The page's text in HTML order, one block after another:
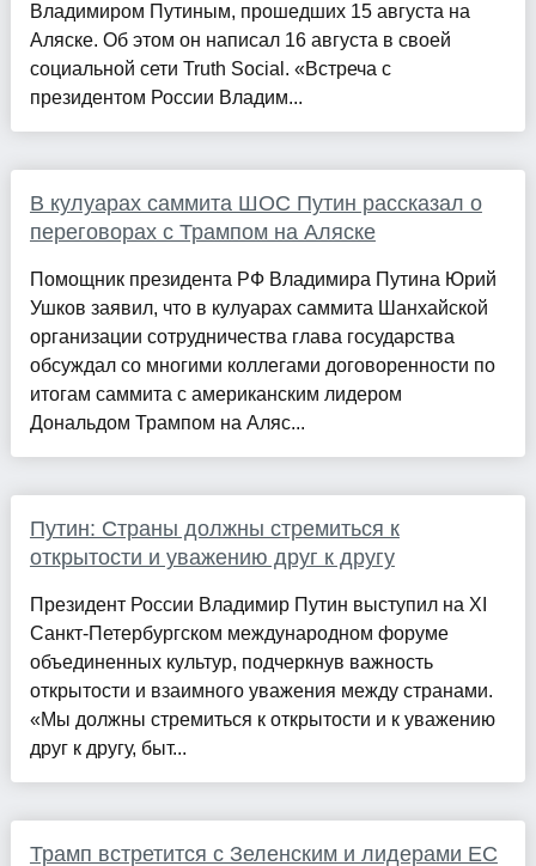
Владимиром Путиным, прошедших 15 августа на
Аляске. Об этом он написал 16 августа в своей
социальной сети Truth Social. «Встреча с
президентом России Владим...
В кулуарах саммита ШОС Путин рассказал о
переговорах с Трампом на Аляске
Помощник президента РФ Владимира Путина Юрий
Ушков заявил, что в кулуарах саммита Шанхайской
организации сотрудничества глава государства
обсуждал со многими коллегами договоренности по
итогам саммита с американским лидером
Дональдом Трампом на Аляс...
Путин: Страны должны стремиться к
открытости и уважению друг к другу
Президент России Владимир Путин выступил на XI
Санкт-Петербургском международном форуме
объединенных культур, подчеркнув важность
открытости и взаимного уважения между странами.
«Мы должны стремиться к открытости и к уважению
друг к другу, быт...
Трамп встретится с Зеленским и лидерами ЕС